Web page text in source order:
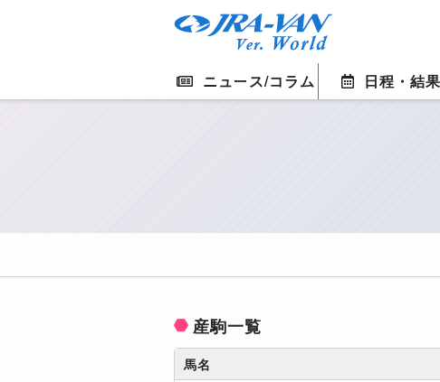
ニュース/コラム 日程・結果
産駒一覧
馬名